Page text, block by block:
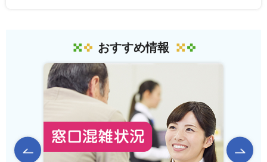
おすすめ情報
前のスライドを表示